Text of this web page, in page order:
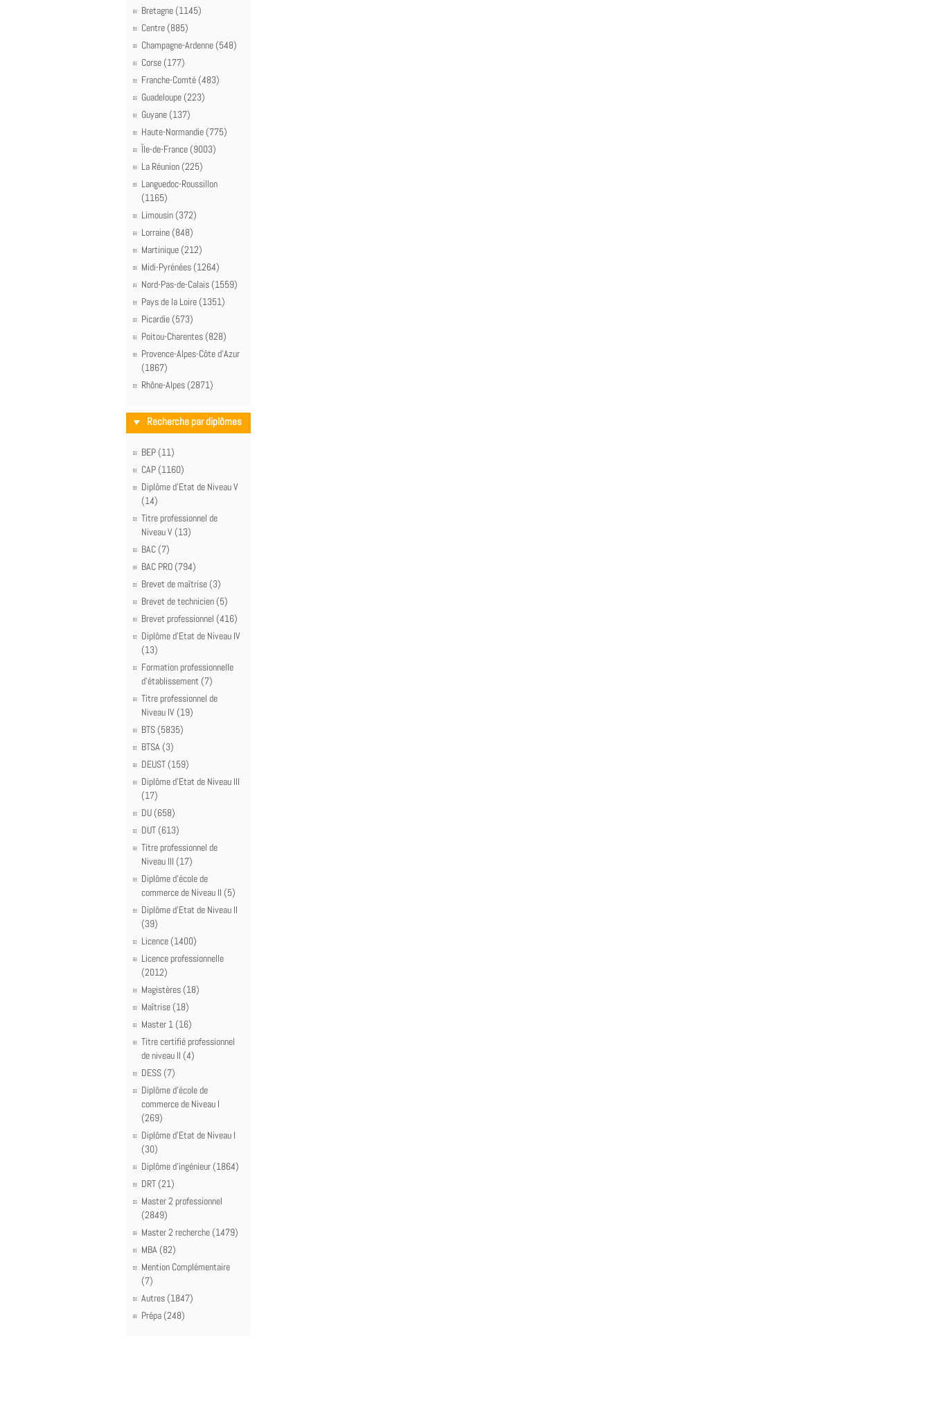
Bretagne (1145)
Centre (885)
Champagne-Ardenne (548)
Corse (177)
Franche-Comté (483)
Guadeloupe (223)
Guyane (137)
Haute-Normandie (775)
Île-de-France (9003)
La Réunion (225)
Languedoc-Roussillon
(1165)
Limousin (372)
Lorraine (848)
Martinique (212)
Midi-Pyrénées (1264)
Nord-Pas-de-Calais (1559)
Pays de la Loire (1351)
Picardie (573)
Poitou-Charentes (828)
Provence-Alpes-Côte d'Azur
(1867)
Rhône-Alpes (2871)
Recherche par diplômes
BEP (11)
CAP (1160)
Diplôme d'Etat de Niveau V
(14)
Titre professionnel de
Niveau V (13)
BAC (7)
BAC PRO (794)
Brevet de maîtrise (3)
Brevet de technicien (5)
Brevet professionnel (416)
Diplôme d'Etat de Niveau IV
(13)
Formation professionnelle
d'établissement (7)
Titre professionnel de
Niveau IV (19)
BTS (5835)
BTSA (3)
DEUST (159)
Diplôme d'Etat de Niveau III
(17)
DU (658)
DUT (613)
Titre professionnel de
Niveau III (17)
Diplôme d'école de
commerce de Niveau II (5)
Diplôme d'Etat de Niveau II
(39)
Licence (1400)
Licence professionnelle
(2012)
Magistères (18)
Maîtrise (18)
Master 1 (16)
Titre certifié professionnel
de niveau II (4)
DESS (7)
Diplôme d'école de
commerce de Niveau I
(269)
Diplôme d'Etat de Niveau I
(30)
Diplôme d'ingénieur (1864)
DRT (21)
Master 2 professionnel
(2849)
Master 2 recherche (1479)
MBA (82)
Mention Complémentaire
(7)
Autres (1847)
Prépa (248)